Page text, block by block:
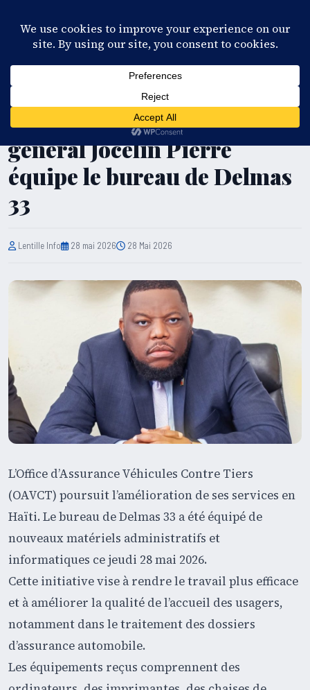
OAVCT : le Directeur
général Jocelin Pierre
équipe le bureau de Delmas
33
Lentille Info 28 mai 2026 28 Mai 2026
L’Office d’Assurance Véhicules Contre Tiers
(OAVCT) poursuit l’amélioration de ses services en
Haïti. Le bureau de Delmas 33 a été équipé de
nouveaux matériels administratifs et
informatiques ce jeudi 28 mai 2026.
Cette initiative vise à rendre le travail plus efficace
et à améliorer la qualité de l’accueil des usagers,
notamment dans le traitement des dossiers
d’assurance automobile.
Les équipements reçus comprennent des